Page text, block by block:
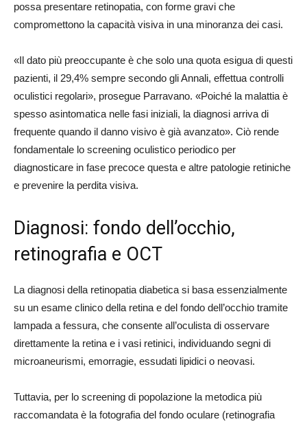
possa presentare retinopatia, con forme gravi che
compromettono la capacità visiva in una minoranza dei casi.
«Il dato più preoccupante è che solo una quota esigua di questi
pazienti, il 29,4% sempre secondo gli Annali, effettua controlli
oculistici regolari», prosegue Parravano. «Poiché la malattia è
spesso asintomatica nelle fasi iniziali, la diagnosi arriva di
frequente quando il danno visivo è già avanzato». Ciò rende
fondamentale lo screening oculistico periodico per
diagnosticare in fase precoce questa e altre patologie retiniche
e prevenire la perdita visiva.
Diagnosi: fondo dell’occhio,
retinografia e OCT
La diagnosi della retinopatia diabetica si basa essenzialmente
su un esame clinico della retina e del fondo dell’occhio tramite
lampada a fessura, che consente all’oculista di osservare
direttamente la retina e i vasi retinici, individuando segni di
microaneurismi, emorragie, essudati lipidici o neovasi.
Tuttavia, per lo screening di popolazione la metodica più
raccomandata è la fotografia del fondo oculare (retinografia